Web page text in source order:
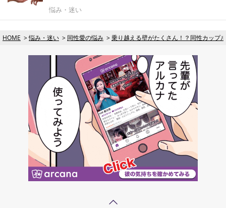
悩み・迷い
HOME 悩み・迷い 同性愛の悩み 乗り越える壁がたくさん！？同性カップ